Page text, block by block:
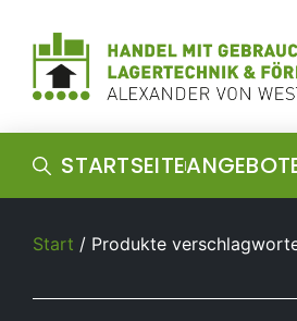
STARTSEITE
Start / Produkte